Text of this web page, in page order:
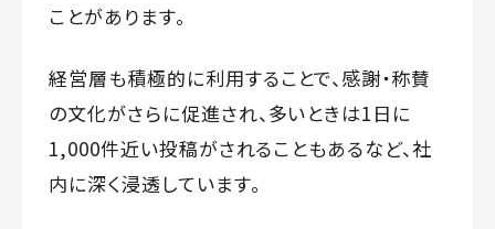
ことがあります。
経営層も積極的に利用することで、感謝・称賛
の文化がさらに促進され、多いときは1日に
1,000件近い投稿がされることもあるなど、社
内に深く浸透しています。